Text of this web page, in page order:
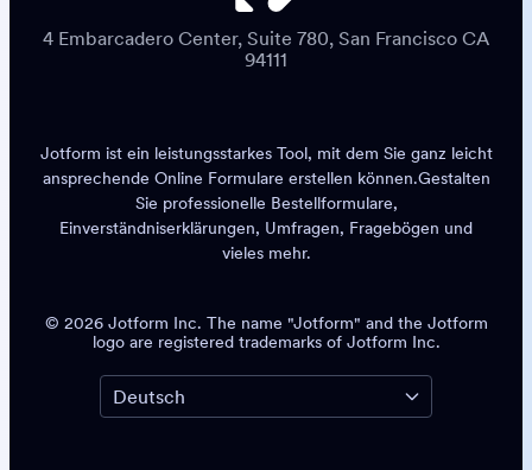
4 Embarcadero Center, Suite 780, San Francisco CA
94111
Jotform ist ein leistungsstarkes Tool, mit dem Sie ganz leicht
ansprechende Online Formulare erstellen können.Gestalten
Sie professionelle Bestellformulare,
Einverständniserklärungen, Umfragen, Fragebögen und
vieles mehr.
© 2026 Jotform Inc. The name "Jotform" and the Jotform
logo are registered trademarks of Jotform Inc.